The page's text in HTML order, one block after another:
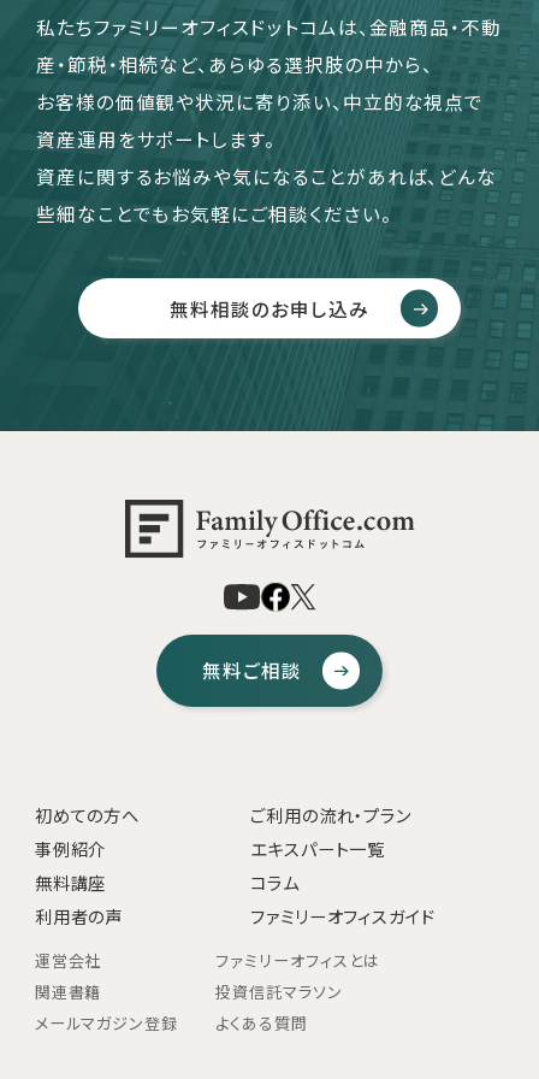
私たちファミリーオフィスドットコムは、金融商品・不動
産・節税・相続など、あらゆる選択肢の中から、
お客様の価値観や状況に寄り添い、中立的な視点で
資産運用をサポートします。
資産に関するお悩みや気になることがあれば、どんな
些細なことでもお気軽にご相談ください。
無料相談のお申し込み
無料ご相談
初めての方へ
ご利用の流れ・プラン
事例紹介
エキスパート一覧
無料講座
コラム
利用者の声
ファミリーオフィスガイド
運営会社
ファミリーオフィスとは
関連書籍
投資信託マラソン
メールマガジン登録
よくある質問